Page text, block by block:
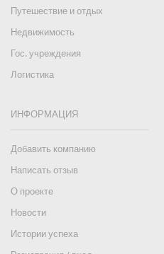
Путешествие и отдых
Недвижимость
Гос. учреждения
Логистика
ИНФОРМАЦИЯ
Добавить компанию
Написать отзыв
О проекте
Новости
Истории успеха